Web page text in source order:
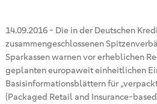
14.09.2016- Die in der Deutschen
zusammengeschlossenen
Sparkassen warnen vor erheblichen
geplanten europaweit einheitlichen
Basisinformationsblättern für
(Packaged Retail and Insurance-